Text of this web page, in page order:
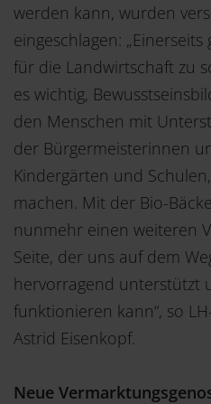
werden kann, wurden
eingeschlagen:
für die Landwirtschaft zu
es wichtig,
den Menschen mit
der Bürgermeisterinnen
Kindergärten und
machen. Mit der Bio-
nunmehr einen weiteren
Seite, der uns auf dem
hervorragend unterstützt
funktionieren kann“, so
Astrid Eisenkopf.
Neue